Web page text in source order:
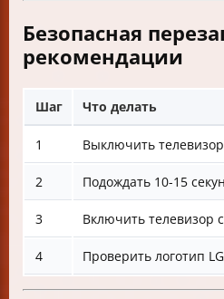
Безопасная
рекомендации
Шаг Что делать
1 Выключить
2 Подождать 10-15
3 Включить телевизор
4 Проверить логотип